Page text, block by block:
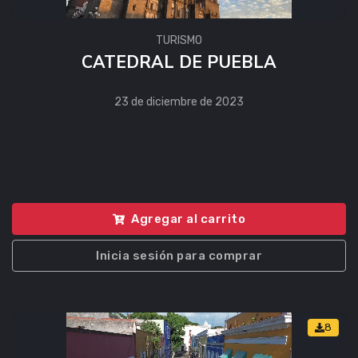
TURISMO
CATEDRAL DE PUEBLA
23 de diciembre de 2023
Agregar al carrito
Inicia sesión para comprar
8